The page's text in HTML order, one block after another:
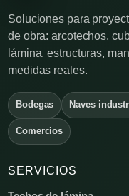
Soluciones para
de obra: arcotechos,
lámina, estructuras,
medidas reales.
Bodegas Naves
Comercios
SERVICIOS